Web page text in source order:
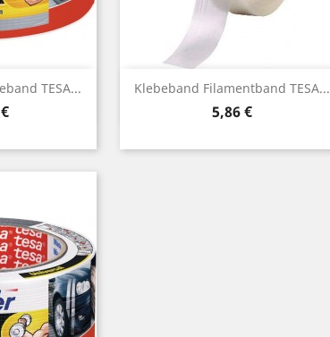
TESA... Klebeband Filamentband TESA...
Preis
5,86 €
Vorschau